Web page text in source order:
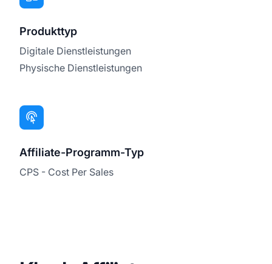
Produkttyp
Digitale Dienstleistungen
Physische Dienstleistungen
Affiliate-Programm-Typ
CPS - Cost Per Sales